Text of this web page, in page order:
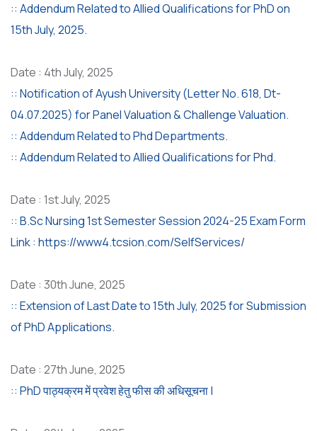
:: Addendum Related to Allied Qualifications for PhD on
15th July, 2025.
Date : 4th July, 2025
:: Notification of Ayush University (Letter No. 618, Dt-
04.07.2025) for Panel Valuation & Challenge Valuation.
:: Addendum Related to Phd Departments.
:: Addendum Related to Allied Qualifications for Phd.
Date : 1st July, 2025
:: B.Sc Nursing 1st Semester Session 2024-25 Exam Form
Link : https://www4.tcsion.com/SelfServices/
Date : 30th June, 2025
:: Extension of Last Date to 15th July, 2025 for Submission
of PhD Applications.
Date : 27th June, 2025
:: PhD पाठ्यक्रम में प्रवेश हेतु फीस की अधिसूचना |